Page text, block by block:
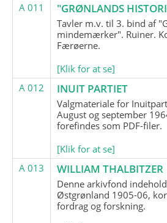
A 011
"GRØNLANDS
Tavler m.v. til 3. bind af
mindemærker". Ruiner.
Færøerne.
[Klik for at se]
A 012
INUIT PARTIET
Valgmateriale for
August og september
forefindes som PDF-filer.
[Klik for at se]
A 013
WILLIAM THALBITZER
Denne arkivfond
Østgrønland 1905-06,
fordrag og forskning.